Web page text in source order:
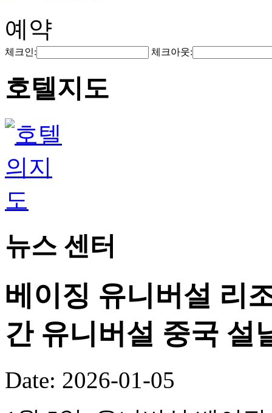
예약
체크인: 체크아웃:
호텔지도
뉴스 센터
베이징 유니버설 리
간 유니버설 중국 설
Date: 2026-01-05